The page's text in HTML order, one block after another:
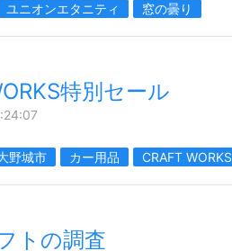
ユニオンエタニティ 窓の曇り
特別セール
野城市 カー用品 CRAFT WORKS
トの調査